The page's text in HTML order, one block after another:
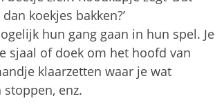
koekjes bakken?’
hun gang gaan in hun spel. Je
sjaal of doek om het hoofd van
klaarzetten waar je wat
stoppen, enz.